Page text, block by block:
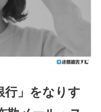
行」をなりす